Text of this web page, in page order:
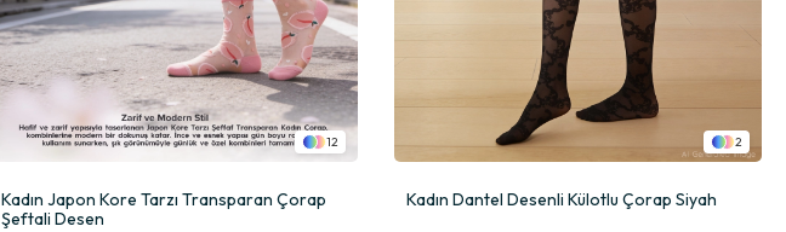
12
Kadın Japon Kore Tarzı Transparan Çorap
Şeftali Desen
2
Kadın Dantel Desenli Külotlu Çorap Siyah